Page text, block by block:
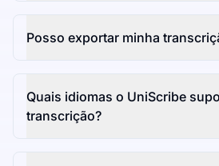
Posso exportar minha
Quais idiomas o UniScribe
transcrição?